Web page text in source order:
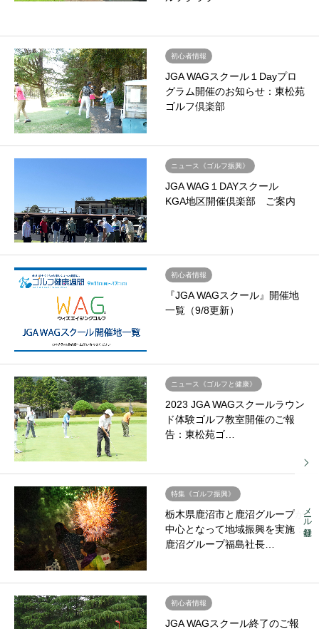
初心者情報
JGA WAGスクール１Dayプロ
グラム開催のお知らせ：東松苑
ゴルフ倶楽部
ニュース《ゴルフ振興》
JGA WAG１DAYスクール
KGA地区開催倶楽部 ご案内
初心者情報
『JGA WAGスクール』開催地
一覧（9/8更新）
ニュース《ゴルフと健康》
2023 JGA WAGスクールラウン
ド体験ゴルフ教室開催のご報
告：東松苑ゴ…
特集《ゴルフ振興》
栃木県鹿沼市と鹿沼グループが
中心となって地域振興を実施：
鹿沼グループ福島社長…
初心者情報
JGA WAGスクール終了のご報
メール登録